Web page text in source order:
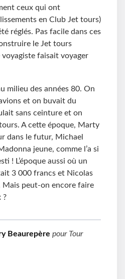
ceux qui ont
en Club Jet tours)
réglés. Pas facile dans ces
le Jet tours
faisait voyager
milieu des années 80. On
et on buvait du
sans ceinture et on
A cette époque, Marty
dans le futur, Michael
jeune, comme l’a si
! L’époque aussi où un
3 000 francs et Nicolas
Mais peut-on encore faire
?
Beaurepère pour Tour